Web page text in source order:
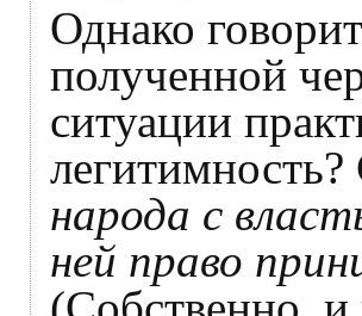
Однако
полученной
ситуации
народа с
ней право